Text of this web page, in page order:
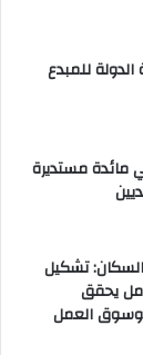
الدولة للمبدع
مائدة مستديرة
تشكيل
يحقق
وسوق العمل